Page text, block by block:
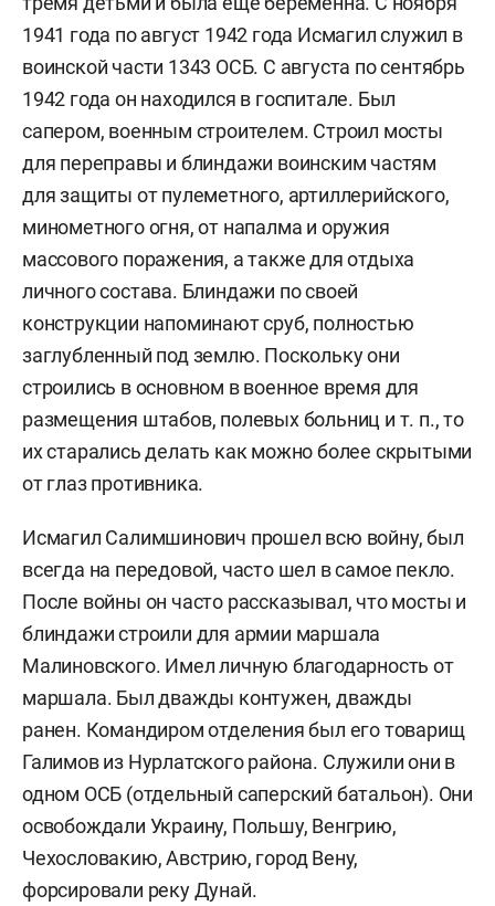
1941 года по август 1942 года Исмагил служил в
воинской части 1343 ОСБ. С августа по сентябрь
1942 года он находился в госпитале. Был
сапером, военным строителем. Строил мосты
для переправы и блиндажи воинским частям
для защиты от пулеметного, артиллерийского,
минометного огня, от напалма и оружия
массового поражения, а также для отдыха
личного состава. Блиндажи по своей
конструкции напоминают сруб, полностью
заглубленный под землю. Поскольку они
строились в основном в военное время для
размещения штабов, полевых больниц и т. п., то
их старались делать как можно более скрытыми
от глаз противника.
Исмагил Салимшинович прошел всю войну, был
всегда на передовой, часто шел в самое пекло.
После войны он часто рассказывал, что мосты и
блиндажи строили для армии маршала
Малиновского. Имел личную благодарность от
маршала. Был дважды контужен, дважды
ранен. Командиром отделения был его товарищ
Галимов из Нурлатского района. Служили они в
одном ОСБ (отдельный саперский батальон). Они
освобождали Украину, Польшу, Венгрию,
Чехословакию, Австрию, город Вену,
форсировали реку Дунай.